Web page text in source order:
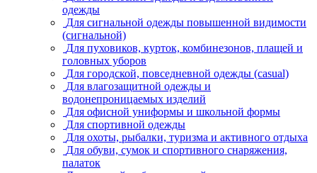
одежды
Для сигнальной одежды повышенной видимости
(сигнальной)
Для пуховиков, курток, комбинезонов, плащей и
головных уборов
Для городской, повседневной одежды (casual)
Для влагозащитной одежды и
водонепроницаемых изделий
Для офисной униформы и школьной формы
Для спортивной одежды
Для охоты, рыбалки, туризма и активного отдыха
Для обуви, сумок и спортивного снаряжения,
палаток